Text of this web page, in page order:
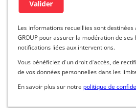
Les informations recueillies sont destinées
GROUP pour assurer la modération de ses
notifications liées aux interventions.
Vous bénéficiez d'un droit d'accès, de
de vos données personnelles dans les
En savoir plus sur notre politique de